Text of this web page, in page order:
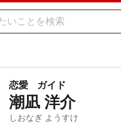
恋愛 ガイド
潮凪 洋介
しおなぎ ようすけ